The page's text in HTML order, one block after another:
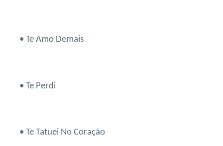
• Te Amo Demais
• Te Perdi
• Te Tatuei No Coração